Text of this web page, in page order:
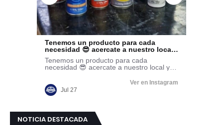
NOTICIA DESTACADA